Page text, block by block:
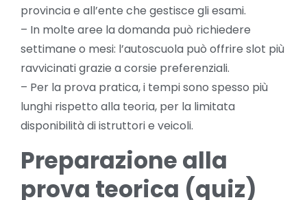
provincia e all’ente che gestisce gli esami.
– In molte aree la domanda può richiedere
settimane o mesi: l’autoscuola può offrire slot più
ravvicinati grazie a corsie preferenziali.
– Per la prova pratica, i tempi sono spesso più
lunghi rispetto alla teoria, per la limitata
disponibilità di istruttori e veicoli.
Preparazione alla
prova teorica (quiz)